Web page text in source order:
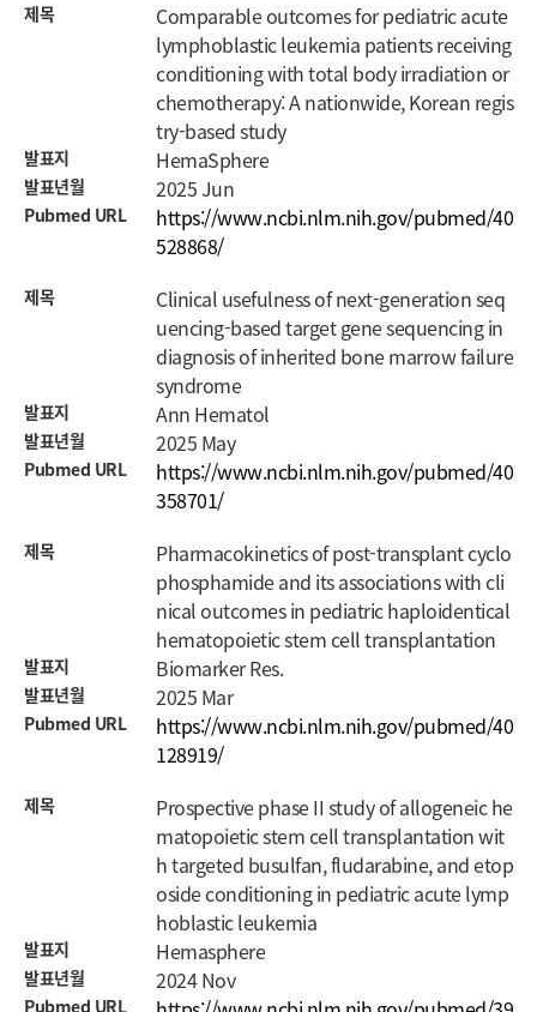
제목
Comparable outcomes for pediatric acute
lymphoblastic leukemia patients receiving
conditioning with total body irradiation or
chemotherapy: A nationwide, Korean regis
try-based study
발표지 HemaSphere
발표년월 2025 Jun
Pubmed URL
https://www.ncbi.nlm.nih.gov/pubmed/40
528868/
제목
Clinical usefulness of next-generation seq
uencing-based target gene sequencing in
diagnosis of inherited bone marrow failure
syndrome
발표지 Ann Hematol
발표년월 2025 May
Pubmed URL
https://www.ncbi.nlm.nih.gov/pubmed/40
358701/
제목
Pharmacokinetics of post-transplant cyclo
phosphamide and its associations with cli
nical outcomes in pediatric haploidentical
hematopoietic stem cell transplantation
발표지 Biomarker Res.
발표년월 2025 Mar
Pubmed URL
https://www.ncbi.nlm.nih.gov/pubmed/40
128919/
제목
Prospective phase II study of allogeneic he
matopoietic stem cell transplantation wit
h targeted busulfan, fludarabine, and etop
oside conditioning in pediatric acute lymp
hoblastic leukemia
발표지 Hemasphere
발표년월 2024 Nov
Pubmed URL